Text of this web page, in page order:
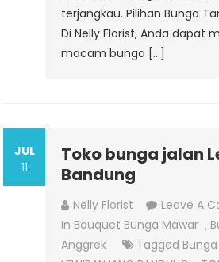
terjangkau. Pilihan Bunga
Di Nelly Florist, Anda dapat
macam bunga […]
JUL
11
Toko bunga jalan
Bandung
Nelly Florist Leave A
In Bouquet Bunga Mawar ,
Anggrek
Tagged